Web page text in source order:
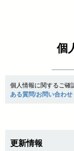
個
個人情報に関するご確
ある質問/お問い合わせ
更新情報